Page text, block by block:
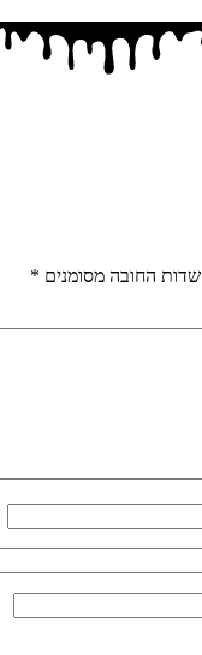
שדות החובה מסומנים *